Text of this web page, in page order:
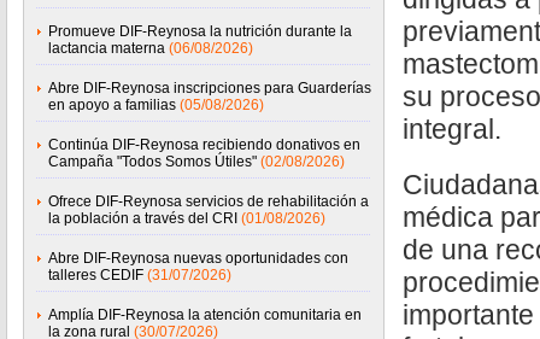
Promueve DIF-Reynosa la nutrición durante la
lactancia materna (06/08/2026)
Abre DIF-Reynosa inscripciones para Guarderías
en apoyo a familias (05/08/2026)
Continúa DIF-Reynosa recibiendo donativos en
Campaña "Todos Somos Útiles" (02/08/2026)
Ofrece DIF-Reynosa servicios de rehabilitación a
la población a través del CRI (01/08/2026)
Abre DIF-Reynosa nuevas oportunidades con
talleres CEDIF (31/07/2026)
Amplía DIF-Reynosa la atención comunitaria en
la zona rural (30/07/2026)
su
integral.
médica
de una